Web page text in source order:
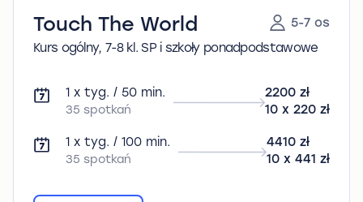
Touch The World 5-7 os
Kurs ogólny, 7-8 kl. SP i szkoły ponadpodstawowe
1 x tyg. / 50 min.
35 spotkań
2200 zł
10 x 220 zł
1 x tyg. / 100 min.
35 spotkań
4410 zł
10 x 441 zł